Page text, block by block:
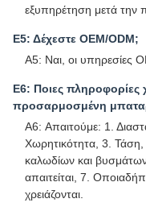
εξυπηρέτηση μετά την
Ε5: Δέχεστε OEM/ODM;
A5: Ναι, οι υπηρεσίες
Ε6: Ποιες πληροφορίες
προσαρμοσμένη
A6: Απαιτούμε: 1.
Χωρητικότητα, 3.
καλωδίων και
απαιτείται, 7.
χρειάζονται.